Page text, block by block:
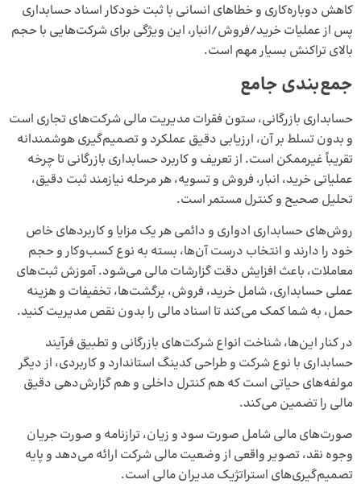
کاهش دوباره‌کاری و خطاهای انسانی با ثبت خودکار اسناد حسابداری
پس از عملیات خرید/فروش/انبار، این ویژگی برای شرکت‌هایی با حجم
بالای تراکنش بسیار مهم است.
جمع‌بندی جامع
حسابداری بازرگانی، ستون فقرات مدیریت مالی شرکت‌های تجاری است
و بدون تسلط بر آن، ارزیابی دقیق عملکرد و تصمیم‌گیری هوشمندانه
تقریباً غیرممکن است. از تعریف و کاربرد حسابداری بازرگانی تا چرخه
عملیاتی خرید، انبار، فروش و تسویه، هر مرحله نیازمند ثبت دقیق،
تحلیل صحیح و کنترل مستمر است.
روش‌های حسابداری ادواری و دائمی هر یک مزایا و کاربردهای خاص
خود را دارند و انتخاب درست آن‌ها، بسته به نوع کسب‌وکار و حجم
معاملات، باعث افزایش دقت گزارشات مالی می‌شود. آموزش ثبت‌های
عملی حسابداری، شامل خرید، فروش، برگشت‌ها، تخفیفات و هزینه
حمل، به شما کمک می‌کند تا اسناد مالی را بدون نقص مدیریت کنید.
در کنار این‌ها، شناخت انواع شرکت‌های بازرگانی و تطبیق فرآیند
حسابداری با نوع شرکت و طراحی کدینگ استاندارد و کاربردی، از دیگر
مولفه‌های حیاتی است که هم کنترل داخلی و هم گزارش‌دهی دقیق
مالی را تضمین می‌کند.
صورت‌های مالی شامل صورت سود و زیان، ترازنامه و صورت جریان
وجوه نقد، تصویر واقعی از وضعیت مالی شرکت ارائه می‌دهد و پایه
تصمیم‌گیری‌های استراتژیک مدیران مالی است.